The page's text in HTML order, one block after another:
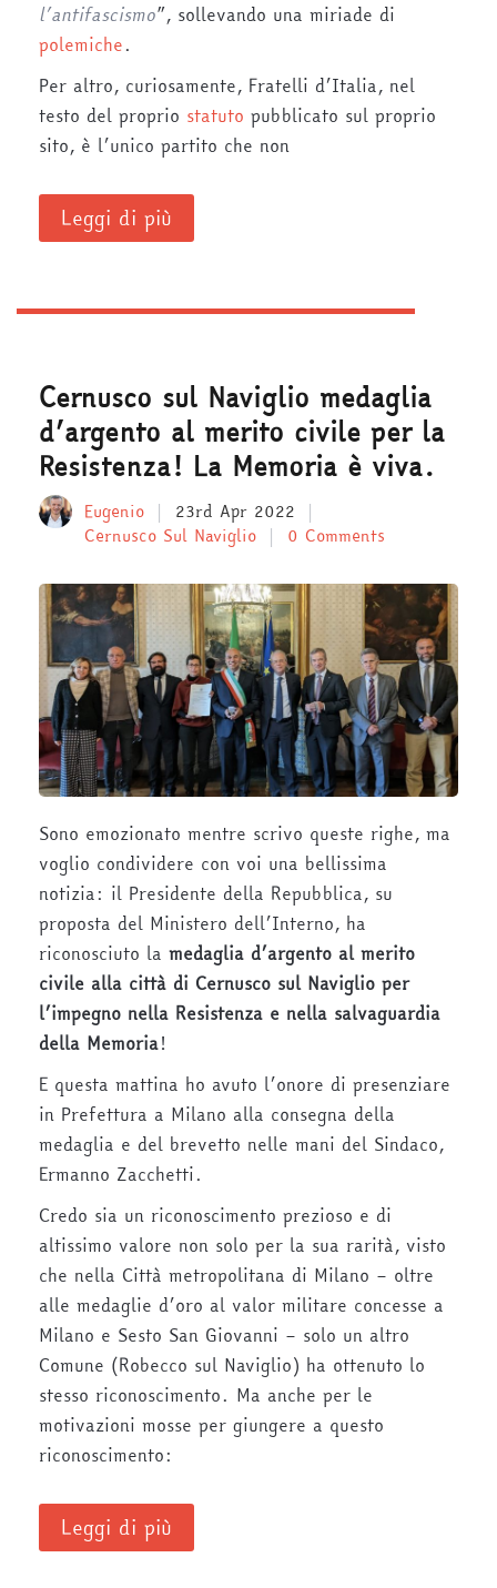
l’antifascismo”, sollevando una miriade di
polemiche.
Per altro, curiosamente, Fratelli d’Italia, nel
testo del proprio statuto pubblicato sul proprio
sito, è l’unico partito che non
Leggi di più
Cernusco sul Naviglio medaglia
d’argento al merito civile per la
Resistenza! La Memoria è viva.
Eugenio
23rd Apr 2022
Cernusco Sul Naviglio
0 Comments
Sono emozionato mentre scrivo queste righe, ma
voglio condividere con voi una bellissima
notizia: il Presidente della Repubblica, su
proposta del Ministero dell’Interno, ha
riconosciuto la medaglia d’argento al merito
civile alla città di Cernusco sul Naviglio per
l’impegno nella Resistenza e nella salvaguardia
della Memoria!
E questa mattina ho avuto l’onore di presenziare
in Prefettura a Milano alla consegna della
medaglia e del brevetto nelle mani del Sindaco,
Ermanno Zacchetti.
Credo sia un riconoscimento prezioso e di
altissimo valore non solo per la sua rarità, visto
che nella Città metropolitana di Milano – oltre
alle medaglie d’oro al valor militare concesse a
Milano e Sesto San Giovanni – solo un altro
Comune (Robecco sul Naviglio) ha ottenuto lo
stesso riconoscimento. Ma anche per le
motivazioni mosse per giungere a questo
riconoscimento:
Leggi di più